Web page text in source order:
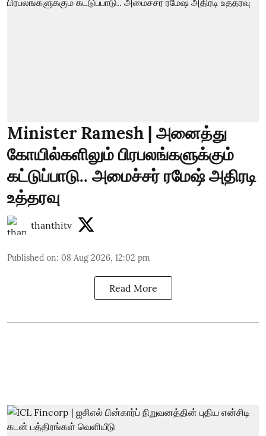
Minister Ramesh | அனைத்து
கோயில்களிலும் பிரபலங்களுக்கும்
கட்டுப்பாடு.. அமைச்சர் ரமேஷ் அதிரடி
உத்தரவு
thanthitv
Published on: 08 Aug 2026, 12:02 pm
Read More